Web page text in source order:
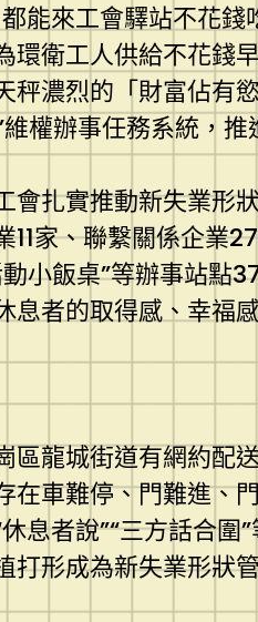
能來工會驛站不花錢
環衛工人供給不花錢
秤濃烈的「財富佔有
權辦事任務系統，
會扎實推動新失業形
11家、聯繫關係企業
動小飯桌”等辦事站
息者的取得感、幸福
區龍城街道有網約配
在車難停、門難進、
息者說”“三方話合
打形成為新失業形狀